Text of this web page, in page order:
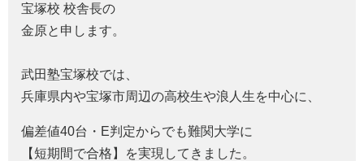
宝塚校 校舎長の
金原と申します。
武田塾宝塚校では、
兵庫県内や宝塚市周辺の高校生や浪人生を中心に、
偏差値40台・E判定からでも難関大学に
【短期間で合格】を実現してきました。